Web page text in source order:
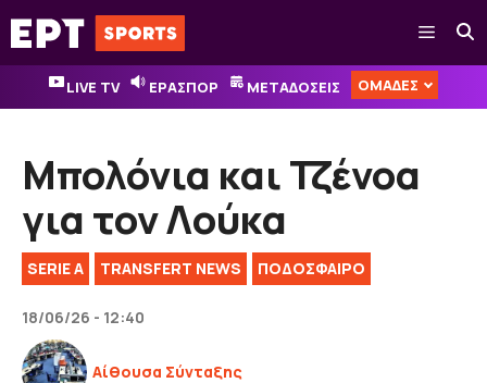
Μετάβαση
σε
περιεχόμενο
Μενού
LIVE TV ΕΡΑΣΠΟΡ ΜΕΤΑΔΟΣΕΙΣ ΟΜΑΔΕΣ
Μπολόνια και Τζένοα
για τον Λούκα
SERIE A TRANSFERT NEWS ΠΟΔΟΣΦΑΙΡΟ
18/06/26 - 12:40
Αίθουσα Σύνταξης